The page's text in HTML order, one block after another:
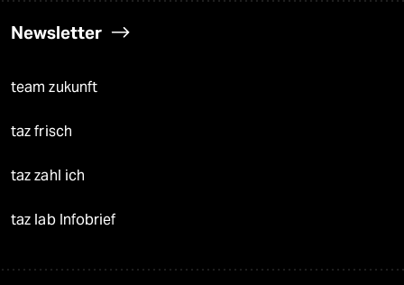
Newsletter
team zukunft
taz frisch
taz zahl ich
taz lab Infobrief